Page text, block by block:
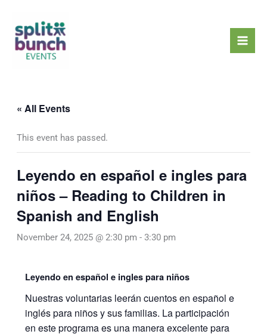
content
« All Events
This event has passed.
Leyendo en español e ingles para
niños – Reading to Children in
Spanish and English
November 24, 2025 @ 2:30 pm - 3:30 pm
Leyendo en español e ingles para niños
Nuestras voluntarias leerán cuentos en español e
inglés para niños y sus familias. La participación
en este programa es una manera excelente para